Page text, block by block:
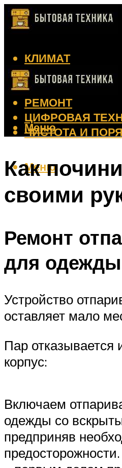
КЛИМАТ
КРАСОТА
КУХНЯ
РЕМОНТ
ЦИФРОВАЯ
ЧИСТОТА И
Меню
Меню
Как
своими
Ремонт
для одежды
Устройство
оставляет мало
Пар отказывается
корпус:
Включаем
одежды со
предприняв